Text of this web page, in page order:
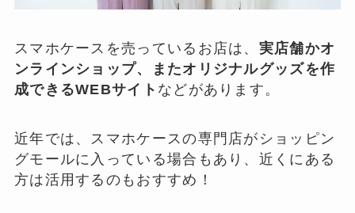
スマホケースを売っているお店は、 実店舗かオ
ンラインショップ、またオリジナルグッズを作
成できるWEBサイト などがあります。
近年では、スマホケースの専門店がショッピン
グモールに入っている場合もあり、近くにある
方は活用するのもおすすめ！